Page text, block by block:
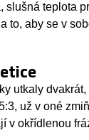
slušná teplota
to, aby se v
utkaly
už v oné
v okřídlenou